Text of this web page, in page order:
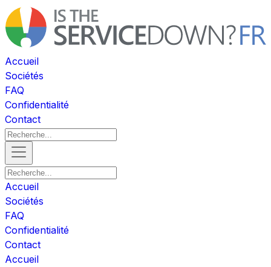
Accueil
Sociétés
FAQ
Confidentialité
Contact
Accueil
Sociétés
FAQ
Confidentialité
Contact
Accueil